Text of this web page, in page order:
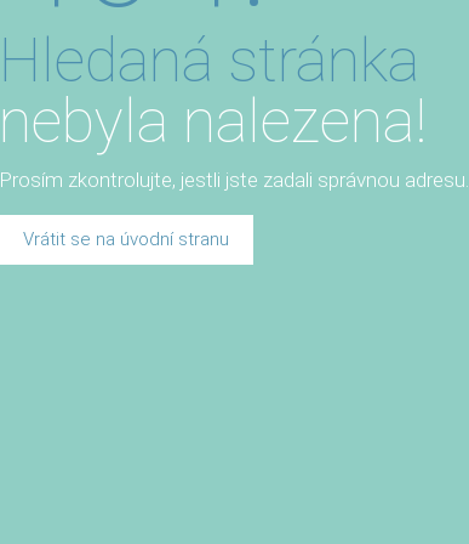
Hledaná stránka
nebyla nalezena!
Prosím zkontrolujte, jestli jste zadali správnou adresu.
Vrátit se na úvodní stranu